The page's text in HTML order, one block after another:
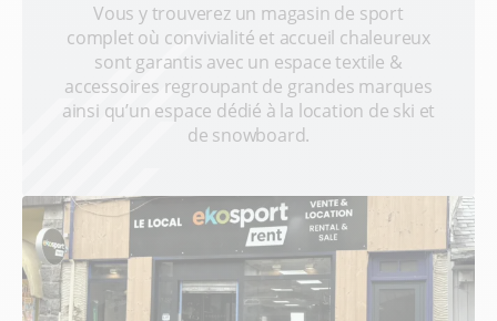
Vous y trouverez un magasin de sport
complet où convivialité et accueil chaleureux
sont garantis avec un espace textile &
accessoires regroupant de grandes marques
ainsi qu’un espace dédié à la location de ski et
de snowboard.